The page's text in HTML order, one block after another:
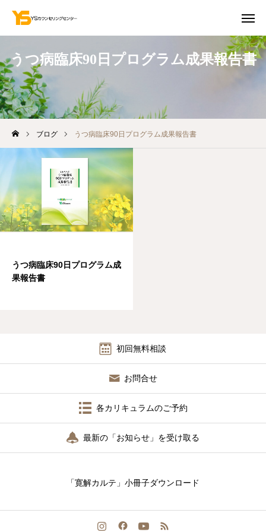
うつ病臨床90日プログラム成果報告書
ブログ うつ病臨床90日プログラム成果報告書
うつ病臨床90日プログラム成
果報告書
初回無料相談
お問合せ
各カリキュラムのご予約
最新の「お知らせ」を受け取る
「寛解カルテ」小冊子ダウンロード
初回無料相談
YouTube 「お知らせ」を受け取る
各カリキュラムのご予約
提供メニュー
事例紹介
YSメソッド